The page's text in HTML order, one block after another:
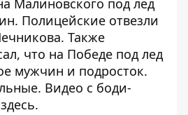
Малиновского под лед
. Полицейские отвезли
Также
что на Победе под лед
мужчин и подросток.
Видео с боди-
здесь.